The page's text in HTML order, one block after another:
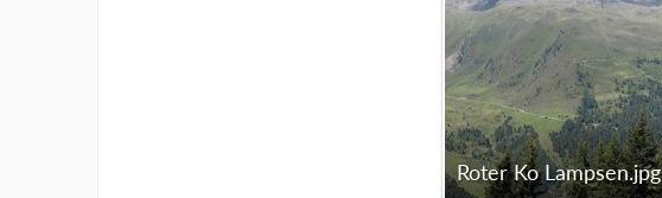
Roter Ko Lampsen.jpg